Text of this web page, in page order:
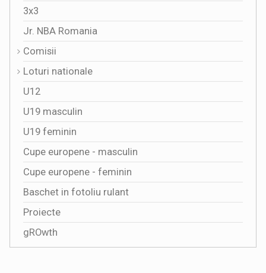
3x3
Jr. NBA Romania
Comisii
Loturi nationale
U12
U19 masculin
U19 feminin
Cupe europene - masculin
Cupe europene - feminin
Baschet in fotoliu rulant
Proiecte
gROwth